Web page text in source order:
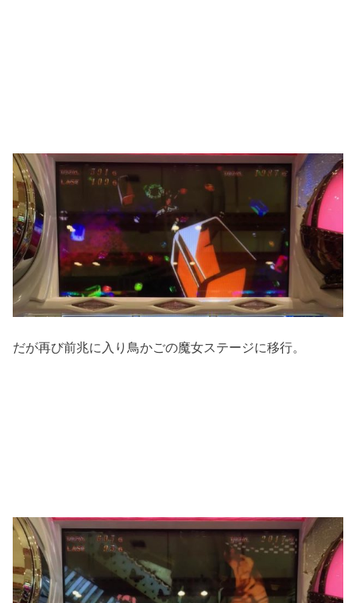
だが再び前兆に入り鳥かごの魔女ステージに移行。